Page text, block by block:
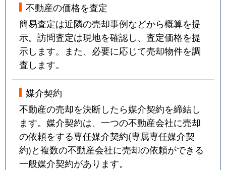
不動産の価格を査定
簡易査定は近隣の売却事例などから概算を提
示。訪問査定は現地を確認し、査定価格を提
示します。また、必要に応じて売却物件を調
査します。
媒介契約
不動産の売却を決断したら媒介契約を締結し
ます。媒介契約は、一つの不動産会社に売却
の依頼をする専任媒介契約(専属専任媒介契
約)と複数の不動産会社に売却の依頼ができる
一般媒介契約があります。